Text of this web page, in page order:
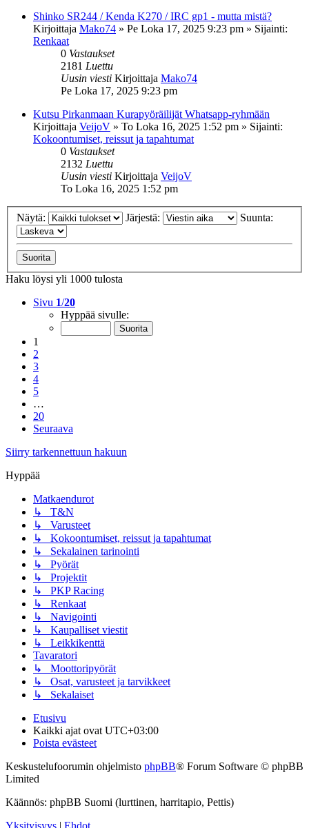
Shinko SR244 / Kenda K270 / IRC gp1 - mutta mistä?
Kirjoittaja Mako74 » Pe Loka 17, 2025 9:23 pm » Sijainti:
Renkaat
0 Vastaukset
2181 Luettu
Uusin viesti Kirjoittaja Mako74
Pe Loka 17, 2025 9:23 pm
Kutsu Pirkanmaan Kurapyöräilijät Whatsapp-ryhmään
Kirjoittaja VeijoV » To Loka 16, 2025 1:52 pm » Sijainti:
Kokoontumiset, reissut ja tapahtumat
0 Vastaukset
2132 Luettu
Uusin viesti Kirjoittaja VeijoV
To Loka 16, 2025 1:52 pm
Näytä: Järjestä: Suunta:
Haku löysi yli 1000 tulosta
Sivu 1/20
Hyppää sivulle:
1
2
3
4
5
…
20
Seuraava
Siirry tarkennettuun hakuun
Hyppää
Matkaendurot
↳ T&N
↳ Varusteet
↳ Kokoontumiset, reissut ja tapahtumat
↳ Sekalainen tarinointi
↳ Pyörät
↳ Projektit
↳ PKP Racing
↳ Renkaat
↳ Navigointi
↳ Kaupalliset viestit
↳ Leikkikenttä
Tavaratori
↳ Moottoripyörät
↳ Osat, varusteet ja tarvikkeet
↳ Sekalaiset
Etusivu
Kaikki ajat ovat UTC+03:00
Poista evästeet
Keskustelufoorumin ohjelmisto phpBB® Forum Software © phpBB
Limited
Käännös: phpBB Suomi (lurttinen, harritapio, Pettis)
Yksityisyys | Ehdot